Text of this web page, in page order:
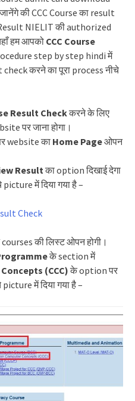
की CCC Course का result
NIELIT की authorized
हम आपको CCC Course
step by step hindi में
check करने का पूरा process नीचे
Result Checkकरने के लिए
पर जाना होगा।
website का Home Pageओपन
Resultका option दिखाई देगा
में दिया गया है –
की लिस्ट ओपन होगी।
के section में
(CCC)के option पर
में दिया गया है –